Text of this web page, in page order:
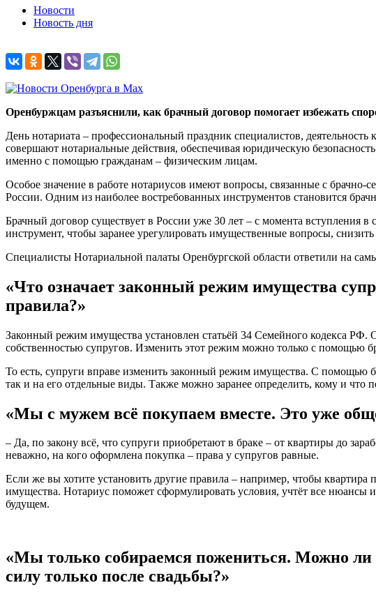
Новости
Новость дня
Оренбуржцам разъяснили, как брачный договор помогает избежать
День нотариата – профессиональный праздник специалистов,
совершают нотариальные действия, обеспечивая юридическую
именно с помощью гражданам – физическим лицам.
Особое значение в работе нотариусов имеют вопросы, связанные с
России. Одним из наиболее востребованных инструментов становится
Брачный договор существует в России уже 30 лет – с момента вступления
инструмент, чтобы заранее урегулировать имущественные вопросы,
Специалисты Нотариальной палаты Оренбургской области ответили на
«Что означает законный режим имущества
правила?»
Законный режим имущества установлен статьёй 34 Семейного кодекса РФ.
собственностью супругов. Изменить этот режим можно только с помощью
То есть, супруги вправе изменить законный режим имущества. С помощью
так и на его отдельные виды. Также можно заранее определить, кому и что
«Мы с мужем всё покупаем вместе. Это уже
– Да, по закону всё, что супруги приобретают в браке – от квартиры до
неважно, на кого оформлена покупка – права у супругов равные.
Если же вы хотите установить другие правила – например, чтобы квартира
имущества. Нотариус поможет сформулировать условия, учтёт все
будущем.
«Мы только собираемся пожениться. Можно ли
силу только после свадьбы?»